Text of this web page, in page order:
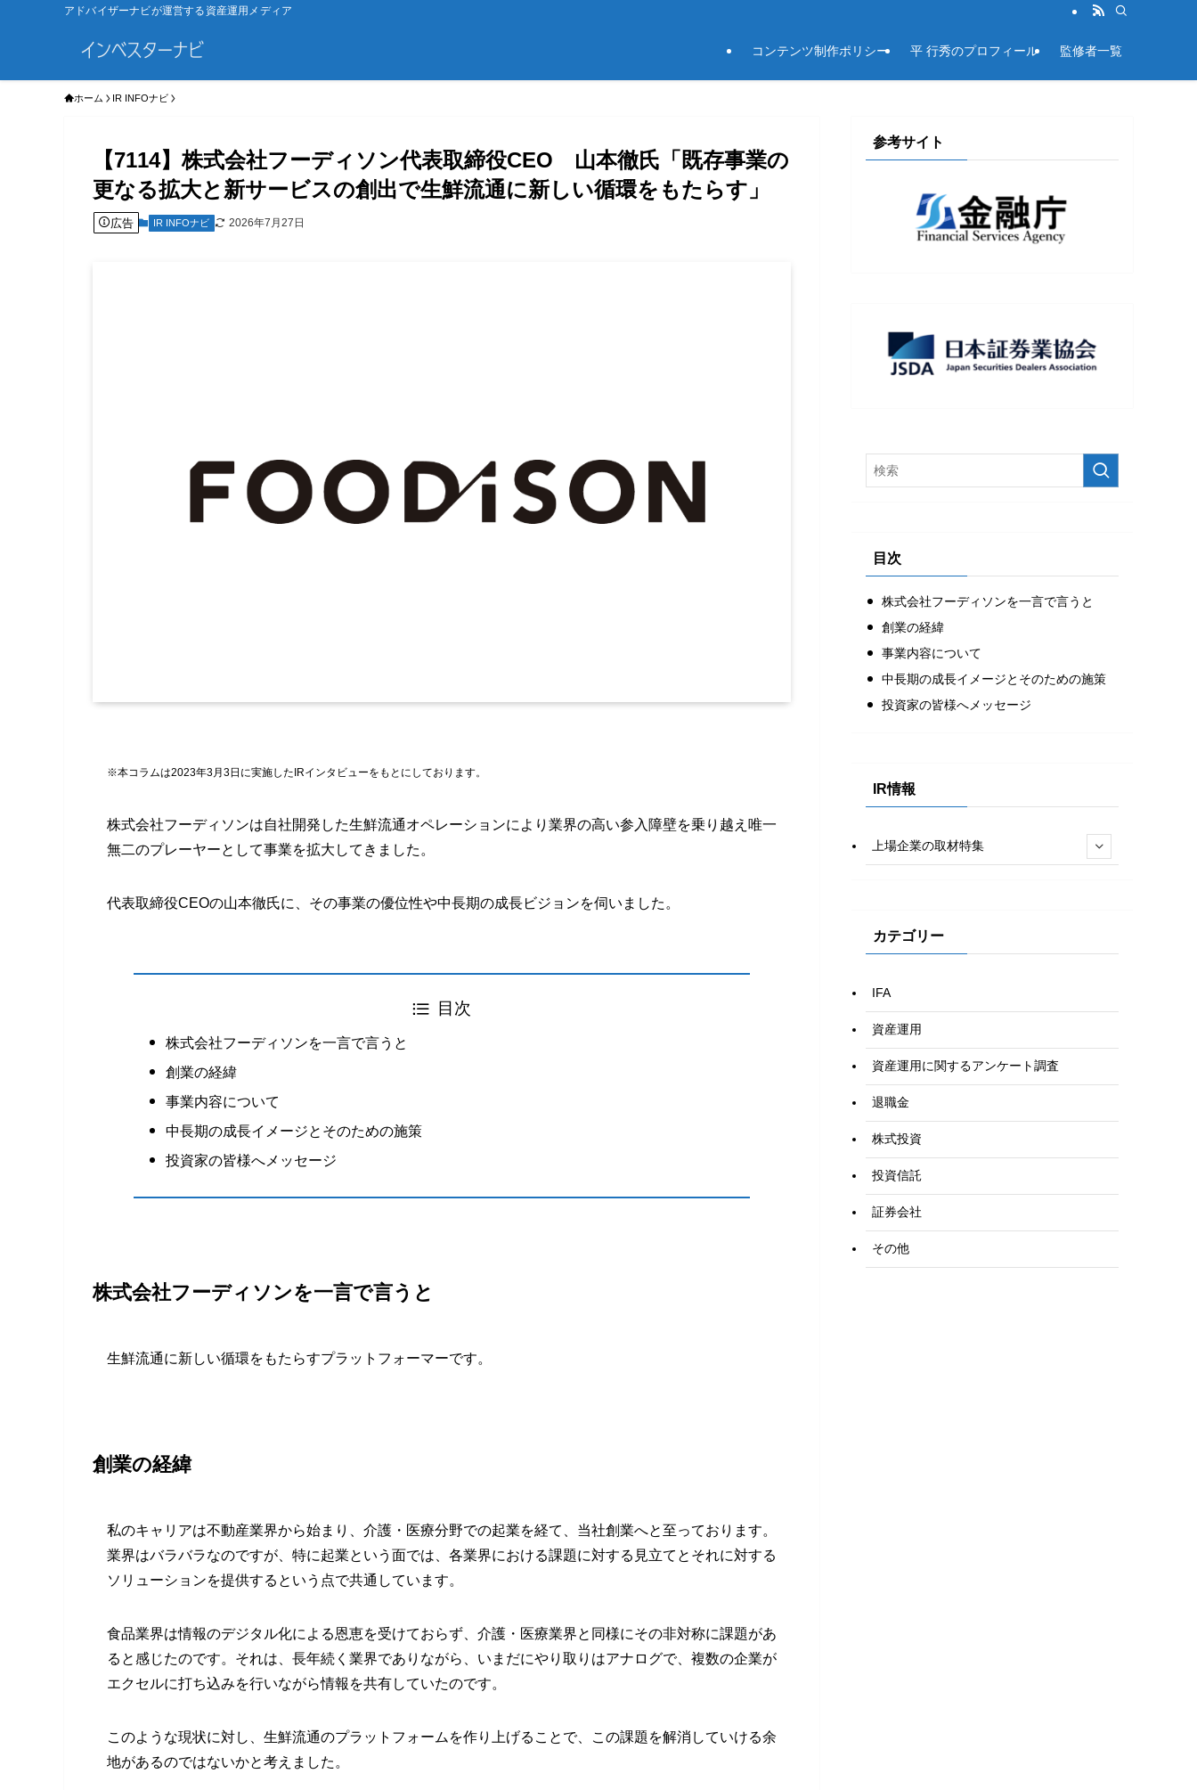
アドバイザーナビが運営する資産運用メディア
コンテンツ制作ポリシー 平 行秀のプロフィール 監修者一覧
ホーム IR INFOナビ
【7114】株式会社フーディソン代表取締役CEO 山本徹氏「既存事業の
更なる拡大と新サービスの創出で生鮮流通に新しい循環をもたらす」
広告 IR INFOナビ 2026年7月27日
※本コラムは2023年3月3日に実施したIRインタビューをもとにしております。
株式会社フーディソンは自社開発した生鮮流通オペレーションにより業界の高い参入障壁を乗り越え唯一
無二のプレーヤーとして事業を拡大してきました。
代表取締役CEOの山本徹氏に、その事業の優位性や中長期の成長ビジョンを伺いました。
目次
株式会社フーディソンを一言で言うと
創業の経緯
事業内容について
中長期の成長イメージとそのための施策
投資家の皆様へメッセージ
株式会社フーディソンを一言で言うと
生鮮流通に新しい循環をもたらすプラットフォーマーです。
創業の経緯
私のキャリアは不動産業界から始まり、介護・医療分野での起業を経て、当社創業へと至っております。
業界はバラバラなのですが、特に起業という面では、各業界における課題に対する見立てとそれに対する
ソリューションを提供するという点で共通しています。
食品業界は情報のデジタル化による恩恵を受けておらず、介護・医療業界と同様にその非対称に課題があ
ると感じたのです。それは、長年続く業界でありながら、いまだにやり取りはアナログで、複数の企業が
エクセルに打ち込みを行いながら情報を共有していたのです。
このような現状に対し、生鮮流通のプラットフォームを作り上げることで、この課題を解消していける余
地があるのではないかと考えました。
参考サイト
目次
株式会社フーディソンを一言で言うと
創業の経緯
事業内容について
中長期の成長イメージとそのための施策
投資家の皆様へメッセージ
IR情報
上場企業の取材特集
カテゴリー
IFA
資産運用
資産運用に関するアンケート調査
退職金
株式投資
投資信託
証券会社
その他